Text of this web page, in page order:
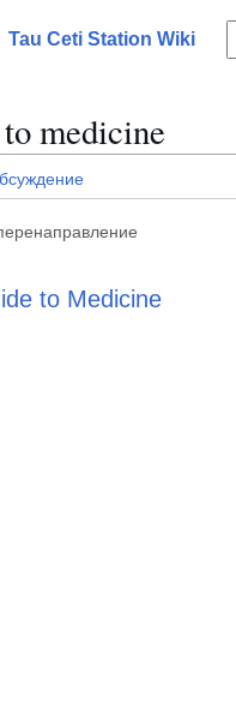
Tau Ceti Station Wiki
medicine
to Medicine